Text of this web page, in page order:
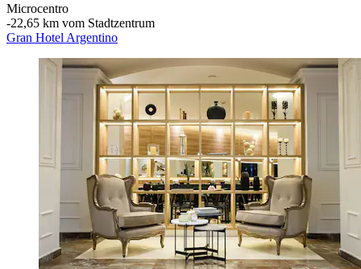
Microcentro
‐22,65 km vom Stadtzentrum
Gran Hotel Argentino